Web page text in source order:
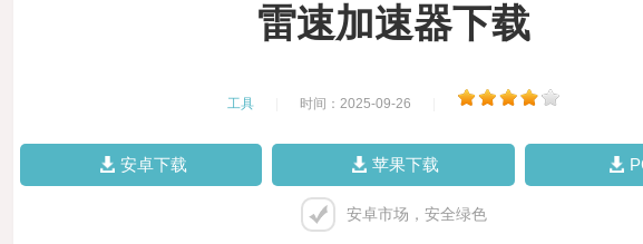
雷速加速器下载
工具 时间：2025-09-26
安卓下载 苹果下载
安卓市场，安全绿色